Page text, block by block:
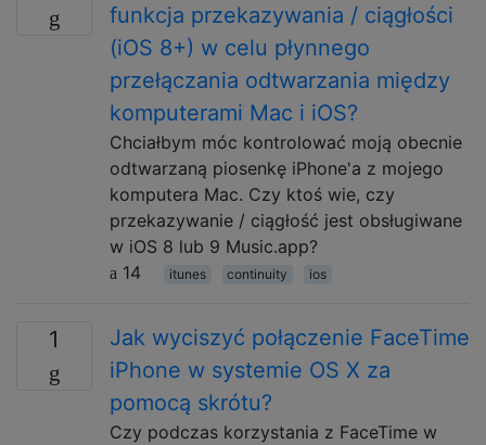
funkcja przekazywania / ciągłości
(iOS 8+) w celu płynnego
przełączania odtwarzania między
komputerami Mac i iOS?
Chciałbym móc kontrolować moją obecnie
odtwarzaną piosenkę iPhone'a z mojego
komputera Mac. Czy ktoś wie, czy
przekazywanie / ciągłość jest obsługiwane
w iOS 8 lub 9 Music.app?
14
itunes continuity ios
1
Jak wyciszyć połączenie FaceTime
iPhone w systemie OS X za
pomocą skrótu?
Czy podczas korzystania z FaceTime w